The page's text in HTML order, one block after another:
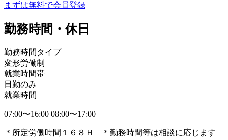
まずは無料で会員登録
勤務時間・休日
勤務時間タイプ
変形労働制
就業時間帯
日勤のみ
就業時間
07:00〜16:00 08:00〜17:00
＊所定労働時間１６８Ｈ ＊勤務時間等は相談に応じます